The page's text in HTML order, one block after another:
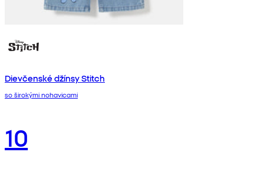
Dievčenské džínsy Stitch
so širokými nohavicami
10